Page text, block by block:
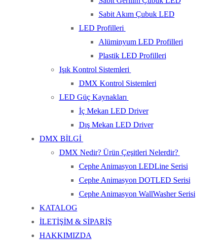
Sabit Akım Çubuk LED
LED Profilleri
Alüminyum LED Profilleri
Plastik LED Profilleri
Işık Kontrol Sistemleri
DMX Kontrol Sistemleri
LED Güç Kaynakları
İç Mekan LED Driver
Dış Mekan LED Driver
DMX BİLGİ
DMX Nedir? Ürün Çeşitleri Nelerdir?
Cephe Animasyon LEDLine Serisi
Cephe Animasyon DOTLED Serisi
Cephe Animasyon WallWasher Serisi
KATALOG
İLETİŞİM & SİPARİŞ
HAKKIMIZDA